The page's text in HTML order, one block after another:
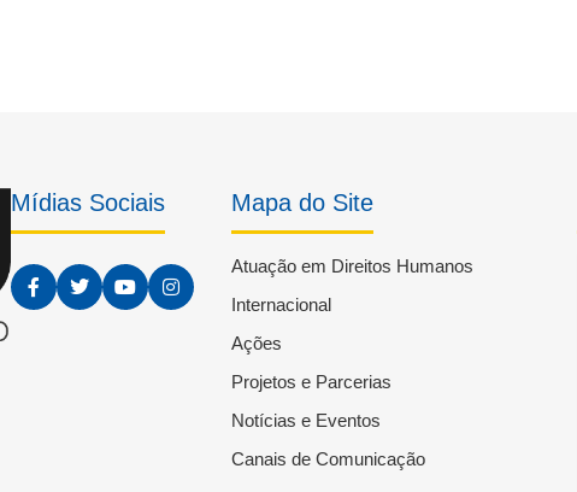
Mídias Sociais Mapa do Site
Atuação em Direitos Humanos
Internacional
Ações
Projetos e Parcerias
Notícias e Eventos
Canais de Comunicação